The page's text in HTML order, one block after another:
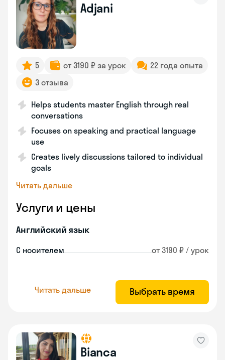
Adjani
5 от 3190 ₽ за урок
22 года опыта
3 отзыва
Helps students master English through real
conversations
Focuses on speaking and practical language
use
Creates lively discussions tailored to individual
goals
Читать дальше
Услуги и цены
Английский язык
С носителем от 3190 ₽ / урок
Читать дальше Выбрать время
Bianca